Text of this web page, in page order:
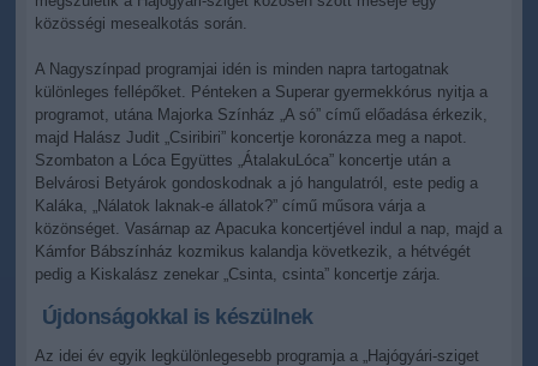
közösségi mesealkotás során.
A Nagyszínpad programjai idén is minden napra tartogatnak
különleges fellépőket. Pénteken a Superar gyermekkórus nyitja a
programot, utána Majorka Színház „A só” című előadása érkezik,
majd Halász Judit „Csiribiri” koncertje koronázza meg a napot.
Szombaton a Lóca Együttes „ÁtalakuLóca” koncertje után a
Belvárosi Betyárok gondoskodnak a jó hangulatról, este pedig a
Kaláka, „Nálatok laknak-e állatok?” című műsora várja a
közönséget. Vasárnap az Apacuka koncertjével indul a nap, majd a
Kámfor Bábszínház kozmikus kalandja következik, a hétvégét
pedig a Kiskalász zenekar „Csinta, csinta” koncertje zárja.
Újdonságokkal is készülnek
Az idei év egyik legkülönlegesebb programja a „Hajógyári-sziget